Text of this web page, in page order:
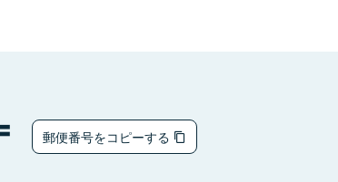
郵便番号をコピーする